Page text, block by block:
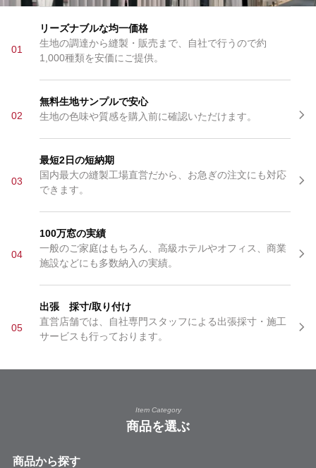
01
リーズナブルな均一価格
生地の調達から縫製・販売まで、自社で行うので約
1,000種類を安価にご提供。
02
無料生地サンプルで安心
生地の色味や質感を購入前に確認いただけます。
03
最短2日の短納期
国内最大の縫製工場直営だから、お急ぎの注文にも対応
できます。
04
100万窓の実績
一般のご家庭はもちろん、高級ホテルやオフィス、商業
施設などにも多数納入の実績。
05
出張 採寸/取り付け
直営店舗では、自社専門スタッフによる出張採寸・施工
サービスも行っております。
Item Category
商品を選ぶ
商品から探す